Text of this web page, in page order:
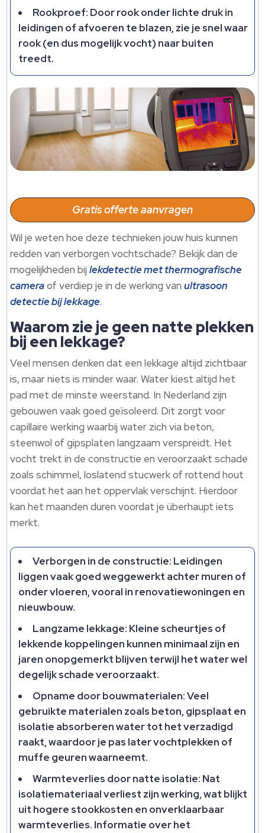
Rookproef: Door rook onder lichte druk in
leidingen of afvoeren te blazen, zie je snel waar
rook (en dus mogelijk vocht) naar buiten
treedt.
Gratis offerte aanvragen
Wil je weten hoe deze technieken jouw huis kunnen
redden van verborgen vochtschade? Bekijk dan de
mogelijkheden bijlekdetectie met thermografische
cameraof verdiep je in de werking vanultrasoon
detectie bij lekkage.
Waarom zie je geen natte plekken
bij een lekkage?
Veel mensen denken dat een lekkage altijd zichtbaar
is, maar niets is minder waar. Water kiest altijd het
pad met de minste weerstand. In Nederland zijn
gebouwen vaak goed geïsoleerd. Dit zorgt voor
capillaire werking waarbij water zich via beton,
steenwol of gipsplaten langzaam verspreidt. Het
vocht trekt in de constructie en veroorzaakt schade
zoals schimmel, loslatend stucwerk of rottend hout
voordat het aan het oppervlak verschijnt. Hierdoor
kan het maanden duren voordat je überhaupt iets
merkt.
Verborgen in de constructie: Leidingen
liggen vaak goed weggewerkt achter muren of
onder vloeren, vooral in renovatiewoningen en
nieuwbouw.
Langzame lekkage: Kleine scheurtjes of
lekkende koppelingen kunnen minimaal zijn en
jaren onopgemerkt blijven terwijl het water wel
degelijk schade veroorzaakt.
Opname door bouwmaterialen: Veel
gebruikte materialen zoals beton, gipsplaat en
isolatie absorberen water tot het verzadigd
raakt, waardoor je pas later vochtplekken of
muffe geuren waarneemt.
Warmteverlies door natte isolatie: Nat
isolatiemateriaal verliest zijn werking, wat blijkt
uit hogere stookkosten en onverklaarbaar
warmteverlies. Informatie over het